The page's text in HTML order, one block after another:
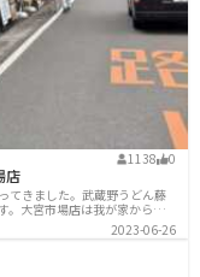
1138 0
店
てきました。武蔵野うどん藤
。大宮市場店は我が家からち
っていましたので、今回目的
が、ちょうど昼時だったため
ころにバイクを駐輪しま
いしそうで、気になります
2023-06-26